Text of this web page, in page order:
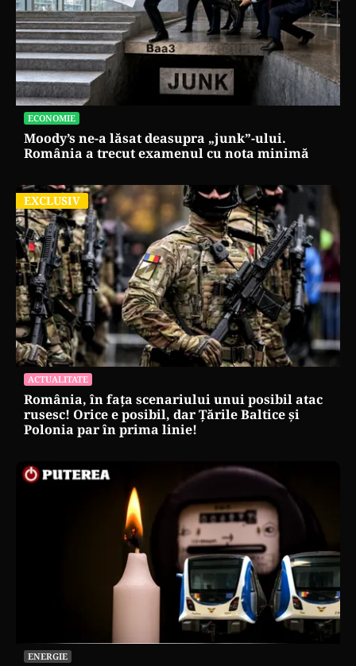
ECONOMIE
Moody’s ne-a lăsat deasupra „junk”-ului.
România a trecut examenul cu nota minimă
EXCLUSIV
EXCLUSIV
ACTUALITATE
România, în fața scenariului unui posibil atac
rusesc! Orice e posibil, dar Țările Baltice și
Polonia par în prima linie!
ENERGIE